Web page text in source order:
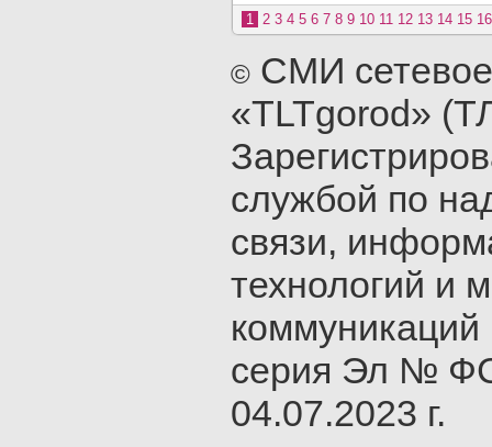
1 2 3 4 5 6 7 8 9 10 11 12 13 14 15 16
© СМИ
«TLTgorod»
службой по
связи,
технологий и
серия Эл №
04.07.2023 г.